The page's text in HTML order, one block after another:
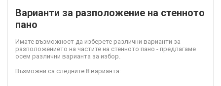
Варианти за разположение на стенното
пано
Имате възможност да изберете различни варианти за
разположението на частите на стенното пано - предлагаме
осем различни варианта за избор.
Възможни са следните 8 варианта: